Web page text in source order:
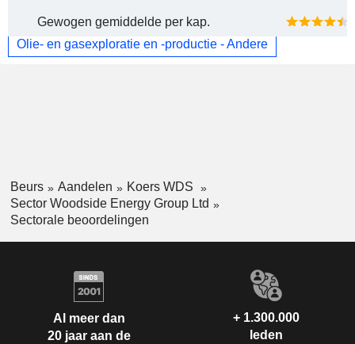
Gewogen gemiddelde per kap.
Olie- en gasexploratie en -productie - Andere
Beurs Aandelen
Koers WDS
Sector Woodside Energy Group Ltd
Sectorale beoordelingen
Al meer dan
20 jaar aan de
+ 1.300.000
leden